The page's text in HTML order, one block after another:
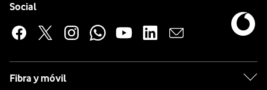
Social
Fibra y móvil